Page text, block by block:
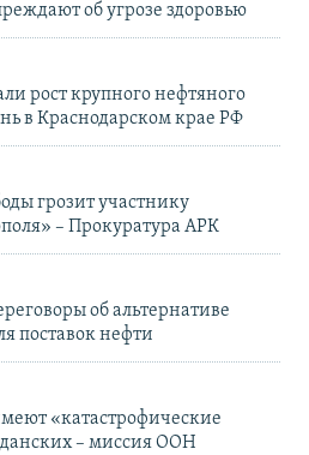
об угрозе здоровью
рост крупного нефтяного
в Краснодарском крае РФ
грозит участнику
– Прокуратура АРК
об альтернативе
поставок нефти
«катастрофические
– миссия ООН